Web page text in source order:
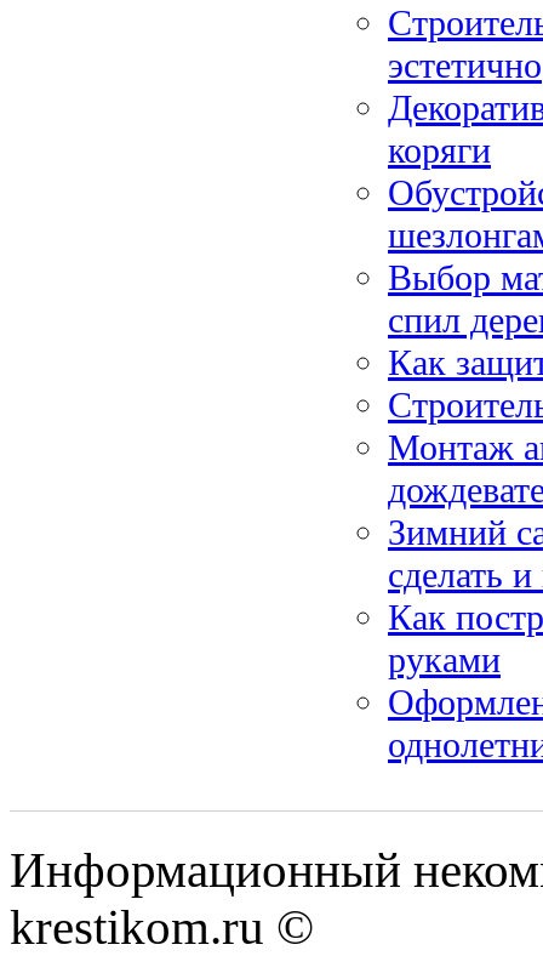
эстетично
коряги
Выбор
спил
Как
Монтаж
Зимний
сделать
Как
руками
Информационный
krestikom.ru ©